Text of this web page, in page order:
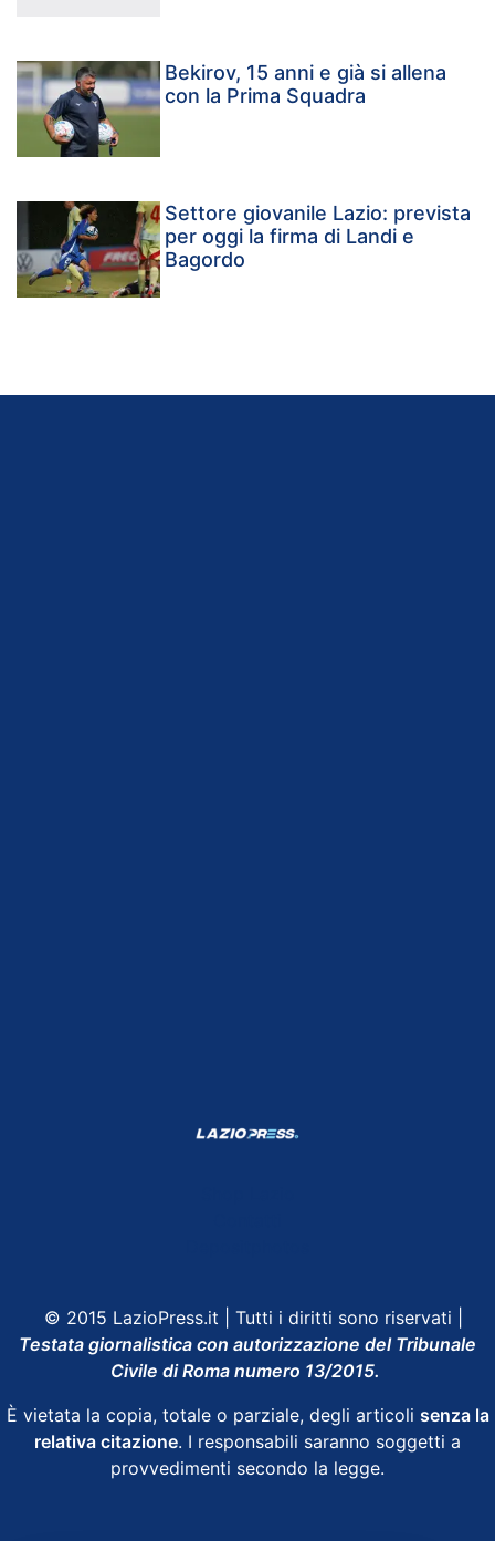
Bekirov, 15 anni e già si allena
con la Prima Squadra
Settore giovanile Lazio: prevista
per oggi la firma di Landi e
Bagordo
© 2015 LazioPress.it | Tutti i diritti sono riservati |
Testata giornalistica con autorizzazione del Tribunale
Civile di Roma numero 13/2015.
È vietata la copia, totale o parziale, degli articoli senza la
relativa citazione. I responsabili saranno soggetti a
provvedimenti secondo la legge.